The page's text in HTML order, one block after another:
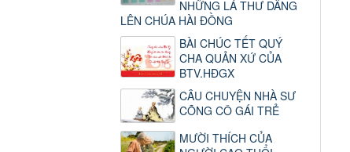
NHỮNG LÁ THƯ DÂNG
LÊN CHÚA HÀI ĐỒNG
BÀI CHÚC TẾT QUÝ
CHA QUẢN XỨ CỦA
BTV.HĐGX
CÂU CHUYỆN NHÀ SƯ
CÕNG CÔ GÁI TRẺ
MƯỜI THÍCH CỦA